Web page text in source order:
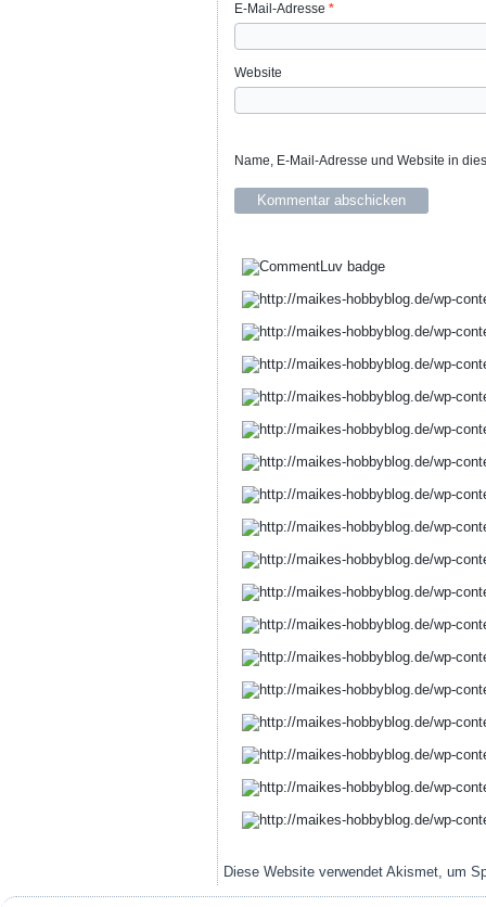
E-Mail-Adresse *
Website
Name, E-Mail-Adresse und Website in
Diese Website verwendet Akismet, um